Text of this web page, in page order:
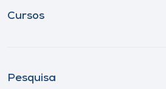
Cursos
Pesquisa